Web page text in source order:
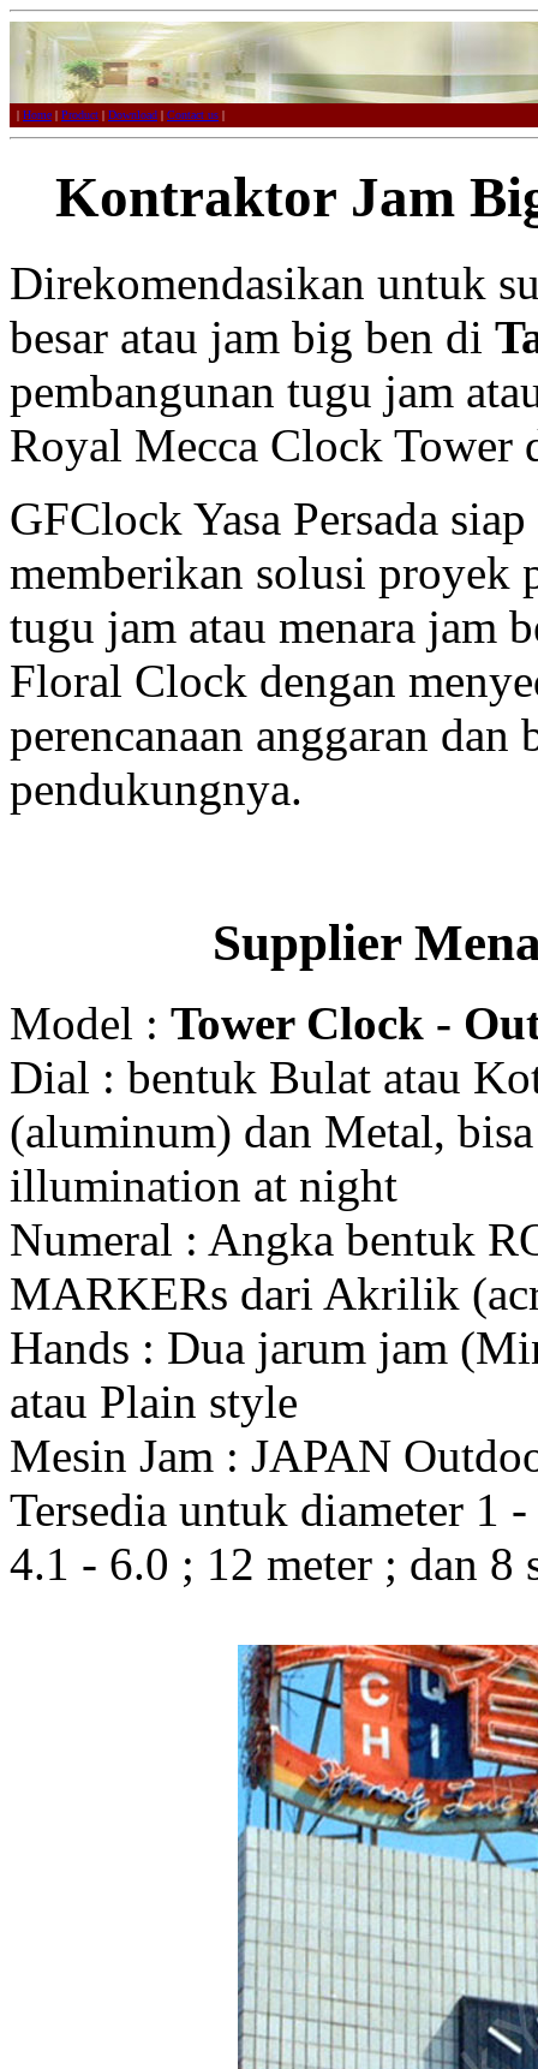
| Home | Product | Download | Contact us |
Kontraktor Jam
Direkomendasikan untuk
besar atau jam big ben di
pembangunan tugu jam
Royal Mecca Clock Tower
GFClock Yasa Persada
memberikan solusi proyek
tugu jam atau menara jam
Floral Clock dengan
perencanaan anggaran
pendukungnya.
Supplier
Model : Tower Clock -
Dial : bentuk Bulat atau
(aluminum) dan Metal,
illumination at night
Numeral : Angka bentuk
MARKERs dari Akrilik
Hands : Dua jarum jam
atau Plain style
Mesin Jam : JAPAN
Tersedia untuk diameter 1
4.1 - 6.0 ; 12 meter ; dan 8